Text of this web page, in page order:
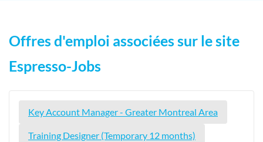
Offres d'emploi associées sur le site
Espresso-Jobs
Key Account Manager - Greater Montreal Area
Training Designer (Temporary 12 months)